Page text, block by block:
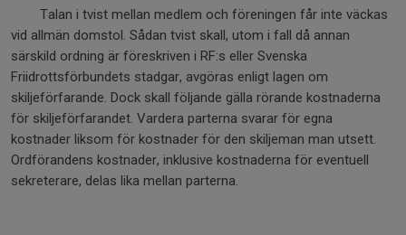
Talan i tvist mellan medlem och föreningen får inte väckas
vid allmän domstol. Sådan tvist skall, utom i fall då annan
särskild ordning är föreskriven i RF:s eller Svenska
Friidrottsförbundets stadgar, avgöras enligt lagen om
skiljeförfarande. Dock skall följande gälla rörande kostnaderna
för skiljeförfarandet. Vardera parterna svarar för egna
kostnader liksom för kostnader för den skiljeman man utsett.
Ordförandens kostnader, inklusive kostnaderna för eventuell
sekreterare, delas lika mellan parterna.